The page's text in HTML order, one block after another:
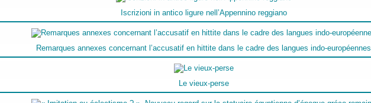
Iscrizioni in antico ligure nell’Appennino reggiano
Remarques annexes concernant l’accusatif en hittite dans le cadre des langues indo-européennes
Le vieux-perse